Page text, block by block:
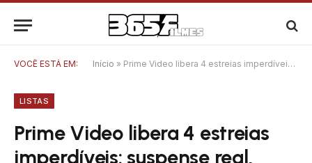
VOCÊ ESTÁ EM: Início » Prime Video libera 4 estreias imperdíveis: suspense real, terror esportivo e anime épico
LISTAS
Prime Video libera 4 estreias
imperdíveis: suspense real,